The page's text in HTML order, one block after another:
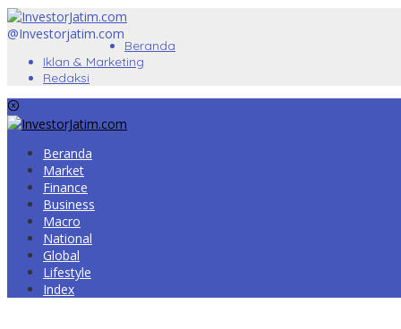
@Investorjatim.com
Beranda
Iklan & Marketing
Redaksi
Beranda
Market
Finance
Business
Macro
National
Global
Lifestyle
Index